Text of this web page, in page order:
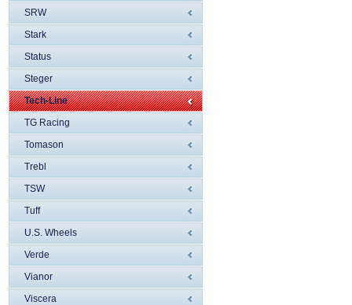
SRW
Stark
Status
Steger
Tech-Line
TG Racing
Tomason
Trebl
TSW
Tuff
U.S. Wheels
Verde
Vianor
Viscera